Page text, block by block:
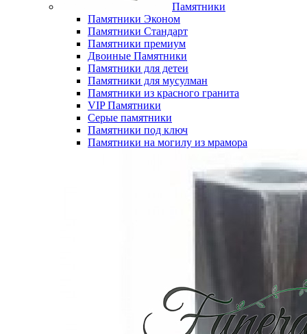
Памятники
Памятники Эконом
Памятники Стандарт
Памятники премиум
Двоиные Памятники
Памятники для детеи
Памятники для мусулман
Памятники из красного гранита
VIP Памятники
Серые памятники
Памятники под ключ
Памятники на могилу из мрамора